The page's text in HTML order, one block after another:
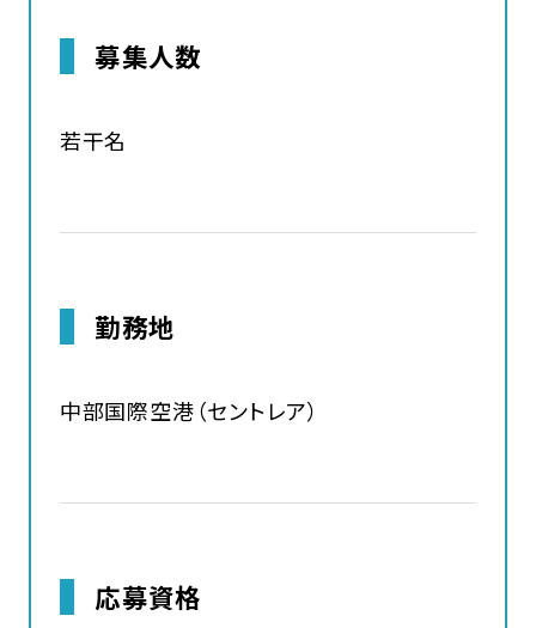
募集人数
若干名
勤務地
中部国際空港（セントレア）
応募資格